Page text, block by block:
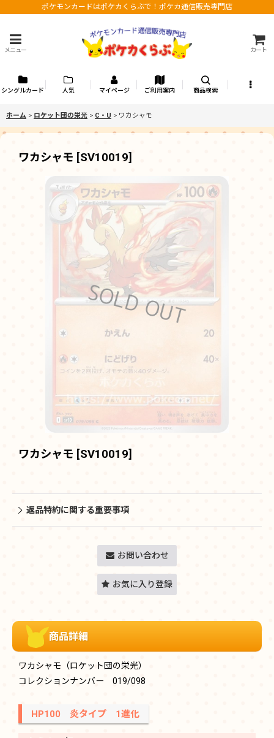
ポケモンカードはポケカくらぶで！ポケカ通信販売専門店
メニュー カート
シングルカード 人気 マイページ ご利用案内 商品検索
ホーム > ロケット団の栄光 > C・U > ワカシャモ
ワカシャモ [SV10019]
ワカシャモ [SV10019]
返品特約に関する重要事項
お問い合わせ
お気に入り登録
商品詳細
ワカシャモ（ロケット団の栄光）
コレクションナンバー 019/098
HP100 炎タイプ 1進化